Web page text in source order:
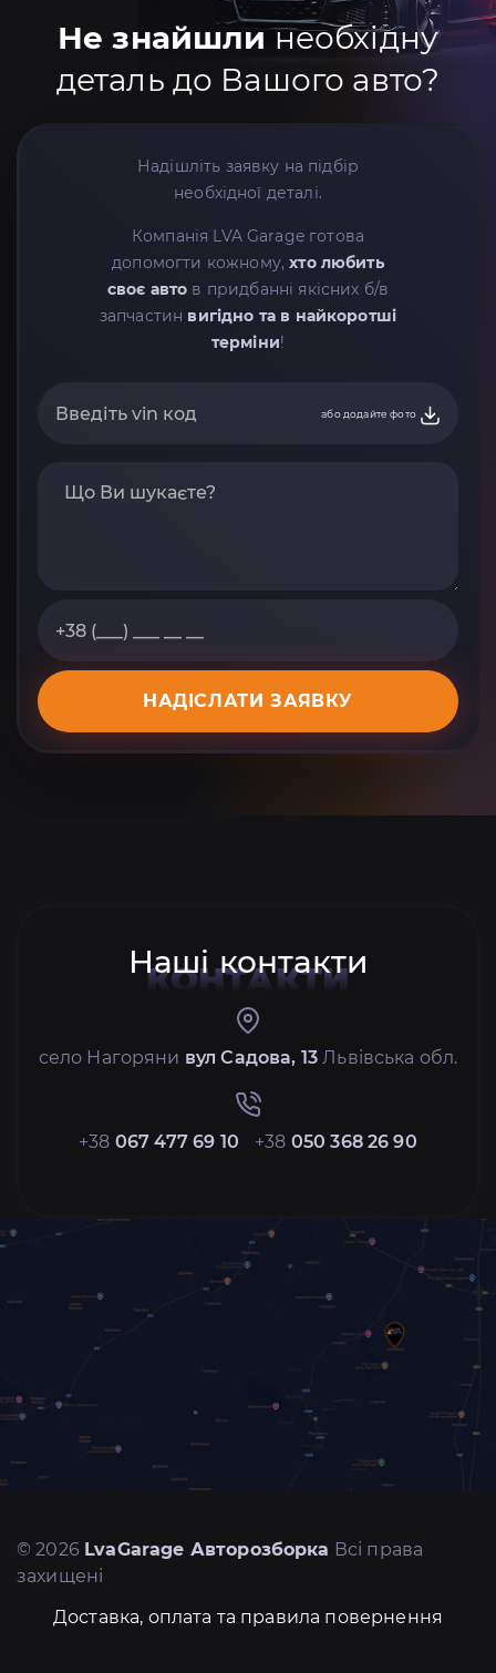
Не знайшлинеобхідну
деталь до Вашого авто?
Надішліть заявку на підбір
необхідної деталі.
Компанія LVA Garage готова
допомогти кожному,хто любить
своє авто в придбанні якісних б/в
запчастин вигідно та в найкоротші
терміни!
або додайте фото
НАДІСЛАТИ ЗАЯВКУ
Наші контакти
КОНТАКТИ
село Нагоряни вул Садова, 13 Львівська обл.
+38 067 477 69 10 +38 050 368 26 90
© 2026 LvaGarage Авторозборка Всі права
захищені
Доставка, оплата та правила повернення